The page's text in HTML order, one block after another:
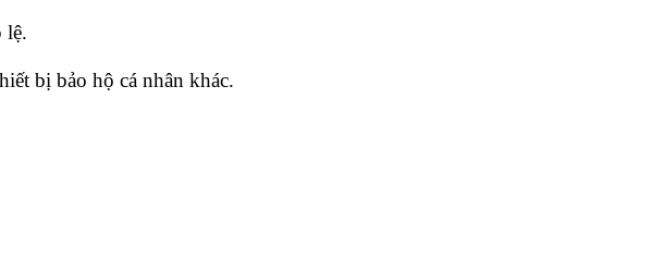
lệ.
bị bảo hộ cá nhân khác.